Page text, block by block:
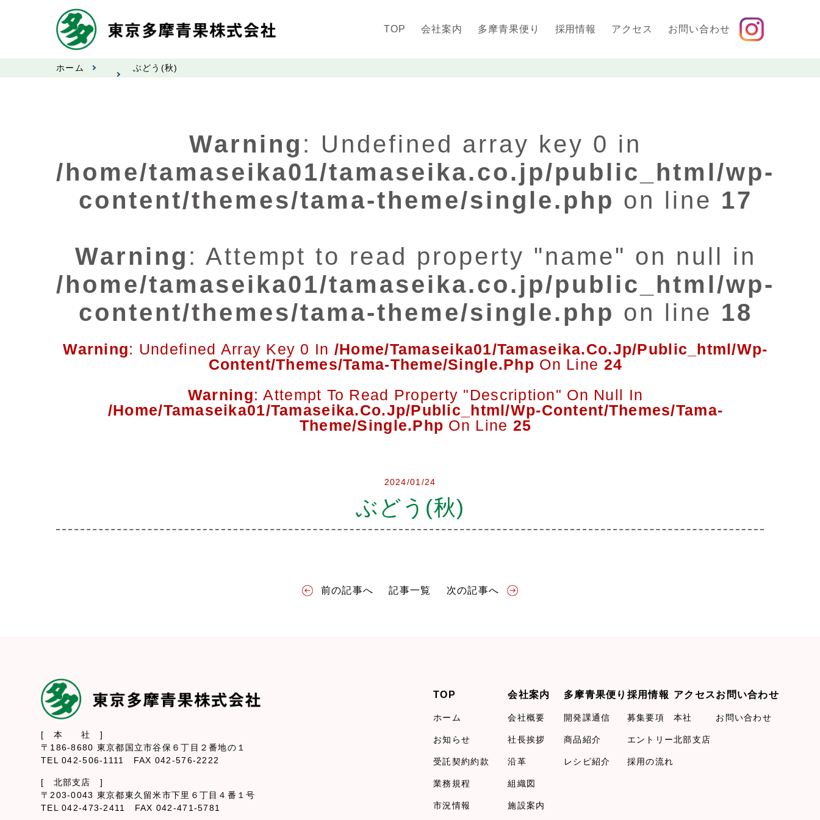
TOP 会社案内 多摩青果便り 採用情報 アクセス お問い合わせ
ホーム ぶどう(秋)
Warning : Undefined array key 0 in
/home/tamaseika01/tamaseika.co.jp/public_html/wp-
content/themes/tama-theme/single.php on line 17
Warning : Attempt to read property "name" on null in
/home/tamaseika01/tamaseika.co.jp/public_html/wp-
content/themes/tama-theme/single.php on line 18
Warning: Undefined Array Key 0 In /home/tamaseika01/tamaseika.co.jp/public_html/wp-
Content/themes/tama-Theme/single.php On Line 24
Warning: Attempt To Read Property "description" On Null In
/home/tamaseika01/tamaseika.co.jp/public_html/wp-Content/themes/tama-
Theme/single.php On Line 25
2024/01/24
ぶどう(秋)
前の記事へ 記事一覧 次の記事へ
[ 本 社 ]
〒186-8680 東京都国立市谷保６丁目２番地の１
TEL 042-506-1111 FAX 042-576-2222
[ 北部支店 ]
〒203-0043 東京都東久留米市下里６丁目４番１号
TEL 042-473-2411 FAX 042-471-5781
TOP
ホーム
お知らせ
受託契約約款
業務規程
市況情報
会社案内
会社概要
社長挨拶
沿革
組織図
施設案内
多摩青果便り
開発課通信
商品紹介
レシピ紹介
採用情報
募集要項
エントリー
採用の流れ
アクセス
本社
北部支店
お問い合わせ
お問い合わせ